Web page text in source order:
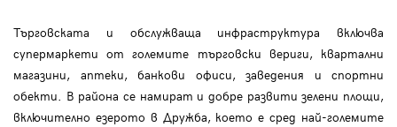
Търговската и обслужваща инфраструктура включва
супермаркети от големите търговски вериги, квартални
магазини, аптеки, банкови офиси, заведения и спортни
обекти. В района се намират и добре развити зелени площи,
включително езерото в Дружба, което е сред най-големите